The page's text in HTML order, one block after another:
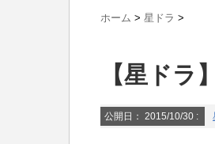
ホーム > 星ドラ >
【星ドラ
公開日： 2015/10/30 :